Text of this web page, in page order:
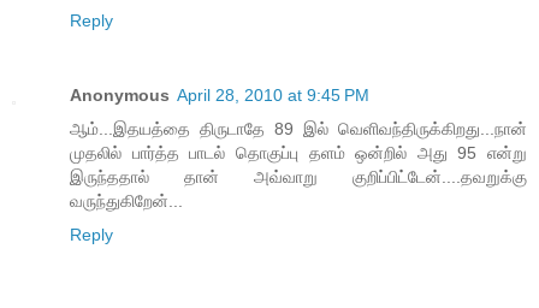
Reply
Anonymous April 28, 2010 at 9:45 PM
ஆம்...இதயத்தை திருடாதே 89 இல் வெளிவந்திருக்கிறது...நான்
முதலில் பார்த்த பாடல் தொகுப்பு தளம் ஒன்றில் அது 95 என்று
இருந்ததால் தான் அவ்வாறு குறிப்பிட்டேன்....தவறுக்கு
வருந்துகிறேன்...
Reply